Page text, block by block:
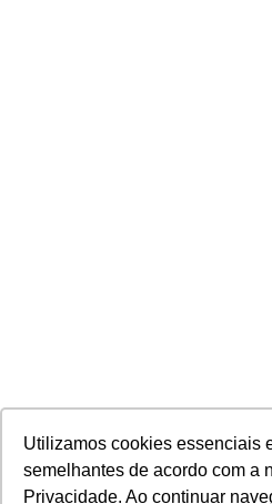
Utilizamos cookies essenciais
semelhantes de acordo com a
Privacidade. Ao continuar